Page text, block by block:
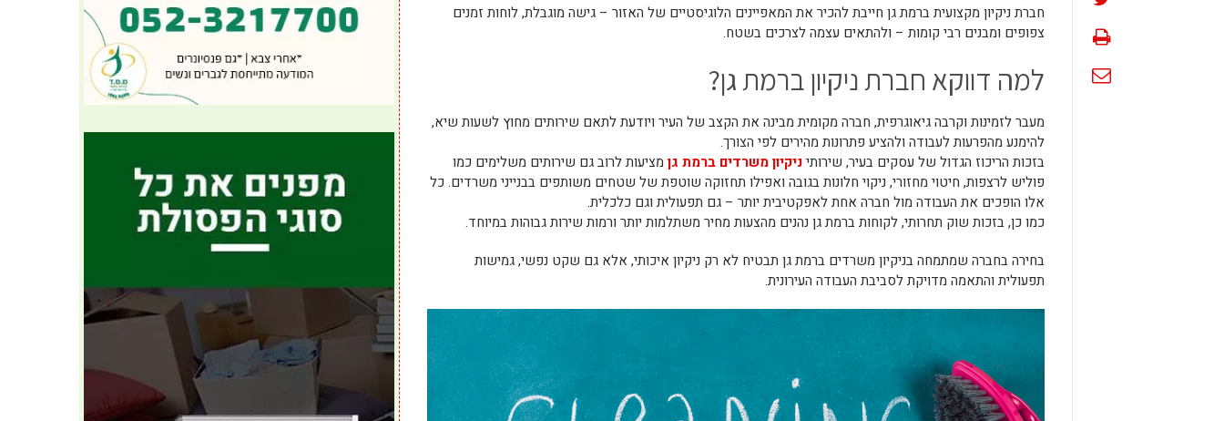
חברת ניקיון מקצועית ברמת גן חייבת להכיר את המאפיינים הלוגיסטיים של האזור – גישה מוגבלת, לוחות זמנים
צפופים ומבנים רבי קומות – ולהתאים עצמה לצרכים בשטח.
למה דווקא חברת ניקיון ברמת גן?
מעבר לזמינות וקרבה גיאוגרפית, חברה מקומית מבינה את הקצב של העיר ויודעת לתאם שירותים מחוץ לשעות שיא,
להימנע מהפרעות לעבודה ולהציע פתרונות מהירים לפי הצורך.
בזכות הריכוז הגדול של עסקים בעיר, שירותיניקיון משרדים ברמת גן מציעות לרוב גם שירותים משלימים כמו
פוליש לרצפות, חיטוי מחזורי, ניקוי חלונות בגובה ואפילו תחזוקה שוטפת של שטחים משותפים בבנייני משרדים. כל
אלו הופכים את העבודה מול חברה אחת לאפקטיבית יותר – גם תפעולית וגם כלכלית.
כמו כן, בזכות שוק תחרותי, לקוחות ברמת גן נהנים מהצעות מחיר משתלמות יותר ורמות שירות גבוהות במיוחד.
בחירה בחברה שמתמחה בניקיון משרדים ברמת גן תבטיח לא רק ניקיון איכותי, אלא גם שקט נפשי, גמישות
תפעולית והתאמה מדויקת לסביבת העבודה העירונית.